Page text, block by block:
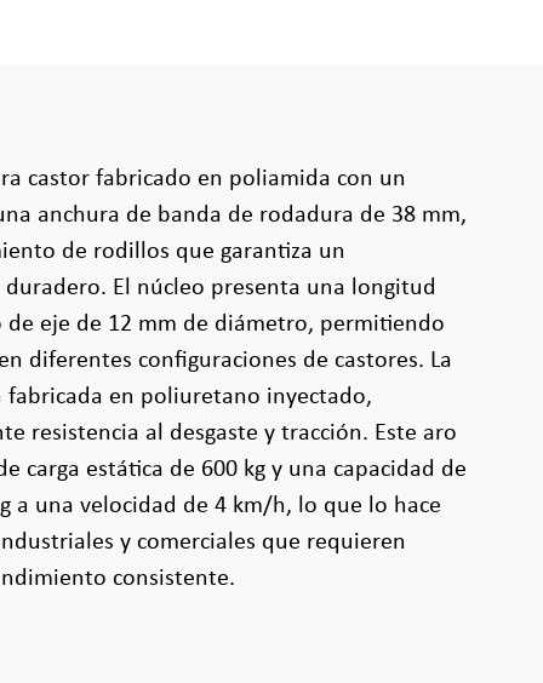
castor fabricado en poliamida con un
anchura de banda de rodadura de 38 mm,
de rodillos que garantiza un
El núcleo presenta una longitud
eje de 12 mm de diámetro, permitiendo
diferentes configuraciones de castores. La
fabricada en poliuretano inyectado,
resistencia al desgaste y tracción. Este aro
carga estática de 600 kg y una capacidad de
a una velocidad de 4 km/h, lo que lo hace
y comerciales que requieren
consistente.